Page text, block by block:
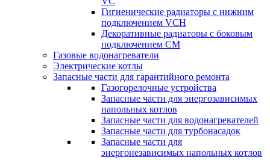
Гигиенические радиаторы c нижним
подключением VCH
Декоративные радиаторы с боковым
подключением CM
Газовые водонагреватели
Электрические котлы
Запасные части для гарантийного ремонта
Газогорелочные устройства
Запасные части для энергозависимых
напольных котлов
Запасные части для водонагревателей
Запасные части для турбонасадок
Запасные части для
энергонезависимых напольных котлов